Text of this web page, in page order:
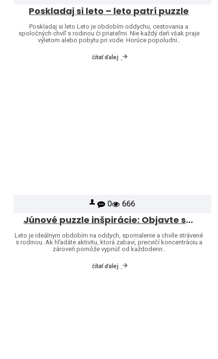
Poskladaj si leto – leto patrí puzzle
Poskladaj si leto Leto je obdobím oddychu, cestovania a
spoločných chvíľ s rodinou či priateľmi. Nie každý deň však praje
výletom alebo pobytu pri vode. Horúce popoludni..
čítať ďalej
0 666
Júnové puzzle inšpirácie: Objavte svet značiek Heye a Jumbo
Leto je ideálnym obdobím na oddych, spomalenie a chvíle strávené
s rodinou. Ak hľadáte aktivitu, ktorá zabaví, precvičí koncentráciu a
zároveň pomôže vypnúť od každodenn..
čítať ďalej